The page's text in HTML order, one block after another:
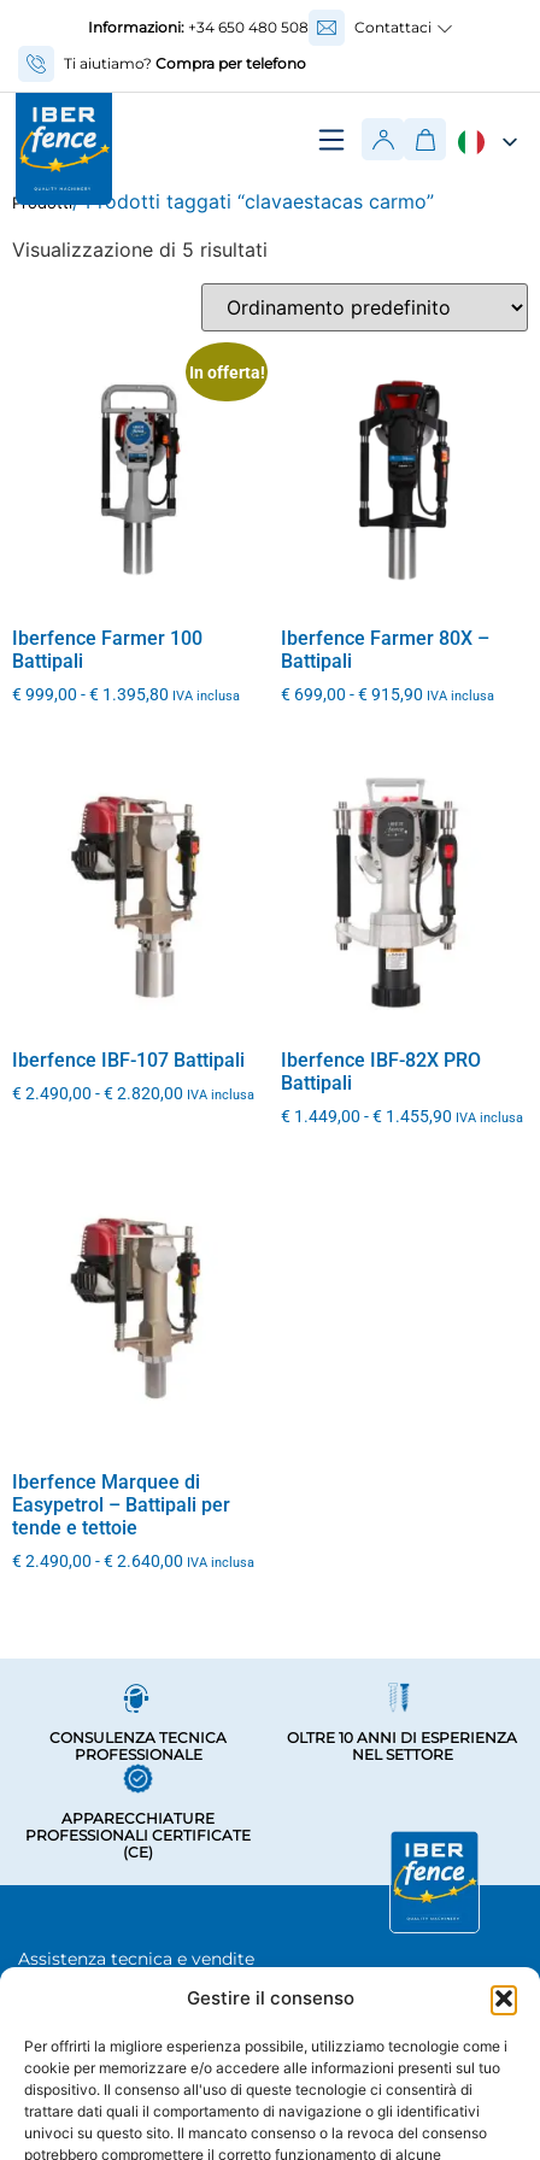
Gestire il consenso
Per offrirti la migliore esperienza possibile, utilizziamo tecnologie come i
cookie per memorizzare e/o accedere alle informazioni presenti sul tuo
dispositivo. Il consenso all'uso di queste tecnologie ci consentirà di
trattare dati quali il comportamento di navigazione o gli identificativi
univoci su questo sito. Il mancato consenso o la revoca del consenso
potrebbero compromettere il corretto funzionamento di alcune
Informazioni:+34 650 480 508
Contattaci
Ti aiutiamo? Compra per telefono
Prodotti/ Prodotti taggati “clavaestacas carmo”
Visualizzazione di 5 risultati
In offerta!
Iberfence Farmer 100
Battipali
€999,00 -€ 1.395,80 IVA inclusa
Iberfence Farmer 80X –
Battipali
€699,00 - €915,90 IVA inclusa
Iberfence IBF-107 Battipali
€2.490,00 -€2.820,00 IVA inclusa
Iberfence IBF-82X PRO
Battipali
€1.449,00 - €1.455,90 IVA inclusa
Iberfence Marquee di
Easypetrol – Battipali per
tende e tettoie
€2.490,00 -€2.640,00 IVA inclusa
CONSULENZA TECNICA
PROFESSIONALE
OLTRE 10 ANNI DI ESPERIENZA
NEL SETTORE
APPARECCHIATURE
PROFESSIONALI CERTIFICATE
(CE)
Assistenza tecnica e vendite
Chave De Ponte 3, Bastavales,
Iberfence SL - Partita IVA: B74417890
CHI SIAMO
CATEGORIE